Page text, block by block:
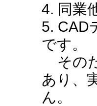
4. 同業
5. CAD
です。
その
あり、
ん。